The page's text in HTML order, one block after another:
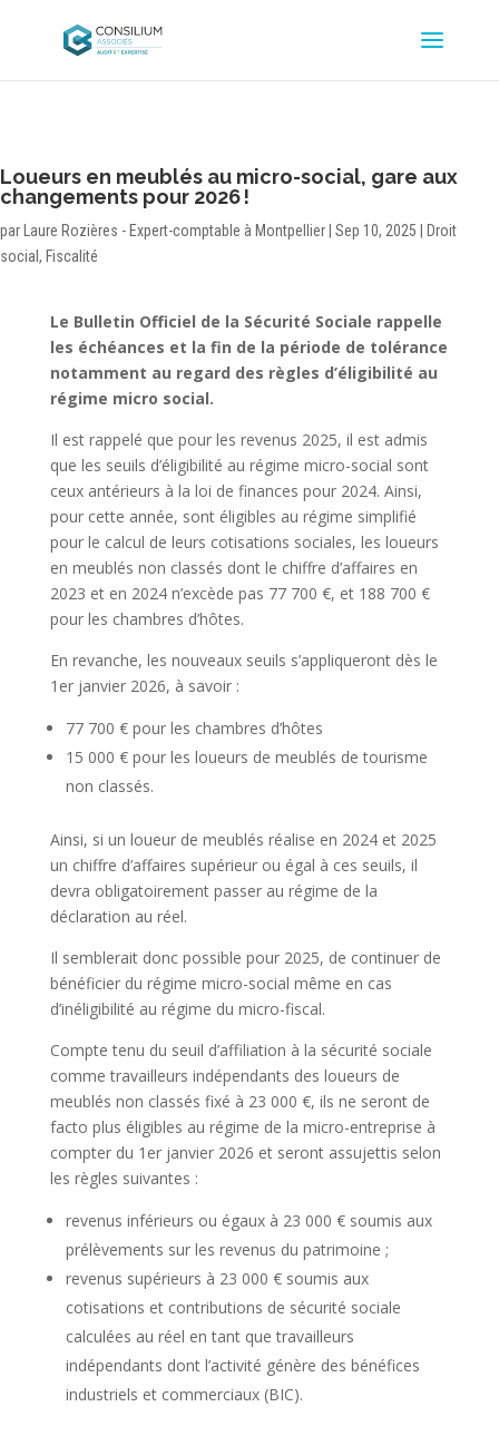
Loueurs en meublés au micro-social, gare aux
changements pour 2026 !
par Laure Rozières - Expert-comptable à Montpellier Sep 10, 2025
Droit
social , Fiscalité
Le Bulletin Officiel de la Sécurité Sociale rappelle
les échéances et la fin de la période de tolérance
notamment au regard des règles d’éligibilité au
régime micro social.
Il est rappelé que pour les revenus 2025, il est admis
que les seuils d’éligibilité au régime micro-social sont
ceux antérieurs à la loi de finances pour 2024. Ainsi,
pour cette année, sont éligibles au régime simplifié
pour le calcul de leurs cotisations sociales, les loueurs
en meublés non classés dont le chiffre d’affaires en
2023 et en 2024 n’excède pas 77 700 €, et 188 700 €
pour les chambres d’hôtes.
En revanche, les nouveaux seuils s’appliqueront dès le
1er janvier 2026, à savoir :
77 700 € pour les chambres d’hôtes
15 000 € pour les loueurs de meublés de tourisme
non classés.
Ainsi, si un loueur de meublés réalise en 2024 et 2025
un chiffre d’affaires supérieur ou égal à ces seuils, il
devra obligatoirement passer au régime de la
déclaration au réel.
Il semblerait donc possible pour 2025, de continuer de
bénéficier du régime micro-social même en cas
d’inéligibilité au régime du micro-fiscal.
Compte tenu du seuil d’affiliation à la sécurité sociale
comme travailleurs indépendants des loueurs de
meublés non classés fixé à 23 000 €, ils ne seront de
facto plus éligibles au régime de la micro-entreprise à
compter du 1er janvier 2026 et seront assujettis selon
les règles suivantes :
revenus inférieurs ou égaux à 23 000 € soumis aux
prélèvements sur les revenus du patrimoine ;
revenus supérieurs à 23 000 € soumis aux
cotisations et contributions de sécurité sociale
calculées au réel en tant que travailleurs
indépendants dont l’activité génère des bénéfices
industriels et commerciaux (BIC).